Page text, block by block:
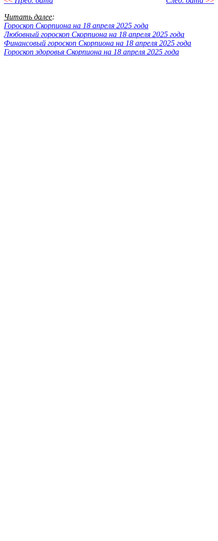
Читать далее:
Гороскоп Скорпиона на 18 апреля 2025 года
Любовный гороскоп Скорпиона на 18 апреля 2025 года
Финансовый гороскоп Скорпиона на 18 апреля 2025 года
Гороскоп здоровья Скорпиона на 18 апреля 2025 года